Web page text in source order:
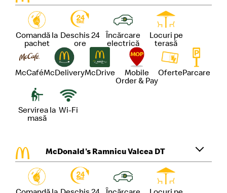
Comandă la
pachet
Deschis 24
ore
Încărcare
electrică
Locuri pe
terasă
McCaféMcDeliveryMcDrive
Mobile
Order & Pay
OferteParcare
Servirea la
masă
Wi-Fi
McDonald's Ramnicu Valcea DT